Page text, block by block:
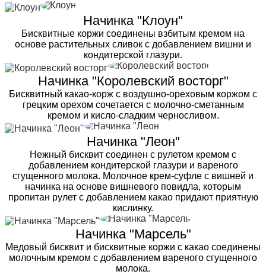
Начинка "Клоун"
Бисквитные коржи соединены взбитым кремом на
основе растительных сливок с добавлением вишни и
кондитерской глазури.
Начинка "Королевский восторг"
Бисквитный какао-корж с воздушно-ореховым коржом с
грецким орехом сочетается с молочно-сметанным
кремом и кисло-сладким черносливом.
Начинка "Леон"
Нежный бисквит соединен с рулетом кремом с
добавлением кондитерской глазури и вареного
сгущенного молока. Молочное крем-суфле с вишней и
начинка на основе вишневого повидла, которым
пропитан рулет с добавлением какао придают приятную
кислинку.
Начинка "Марсель"
Медовый бисквит и бисквитные коржи с какао соединены
молочным кремом с добавлением вареного сгущенного
молока.